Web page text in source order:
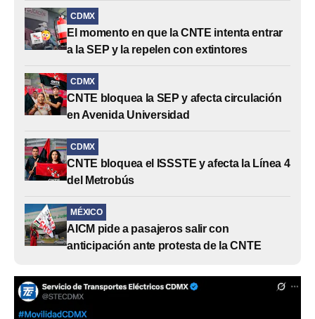
CDMX
El momento en que la CNTE intenta entrar
a la SEP y la repelen con extintores
CDMX
CNTE bloquea la SEP y afecta circulación
en Avenida Universidad
CDMX
CNTE bloquea el ISSSTE y afecta la Línea 4
del Metrobús
MÉXICO
AICM pide a pasajeros salir con
anticipación ante protesta de la CNTE